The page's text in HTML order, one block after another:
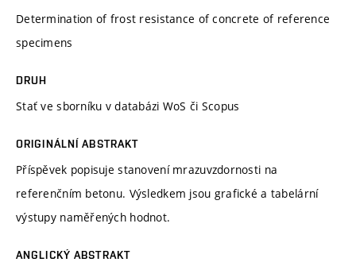
Determination of frost resistance of concrete of reference
specimens
DRUH
Stať ve sborníku v databázi WoS či Scopus
ORIGINÁLNÍ ABSTRAKT
Příspěvek popisuje stanovení mrazuvzdornosti na
referenčním betonu. Výsledkem jsou grafické a tabelární
výstupy naměřených hodnot.
ANGLICKÝ ABSTRAKT